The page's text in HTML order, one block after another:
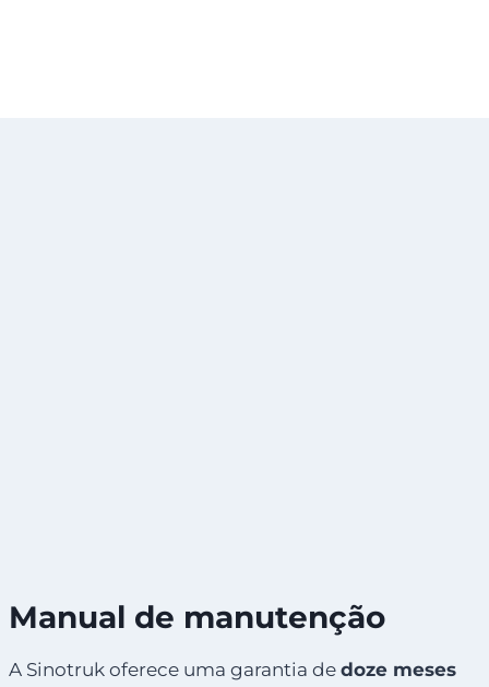
Manual de manutenção
A Sinotruk oferece uma garantia de doze meses